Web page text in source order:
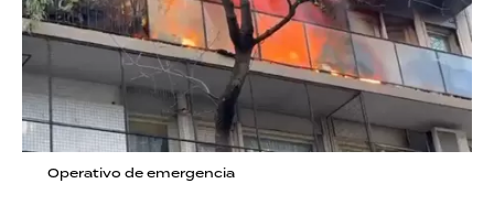
Operativo de emergencia